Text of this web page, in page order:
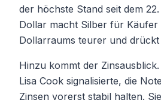
der höchste Stand seit dem
Dollar macht Silber für Käufer
Dollarraums teurer und
Hinzu kommt der
Lisa Cook signalisierte, die
Zinsen vorerst stabil halten.